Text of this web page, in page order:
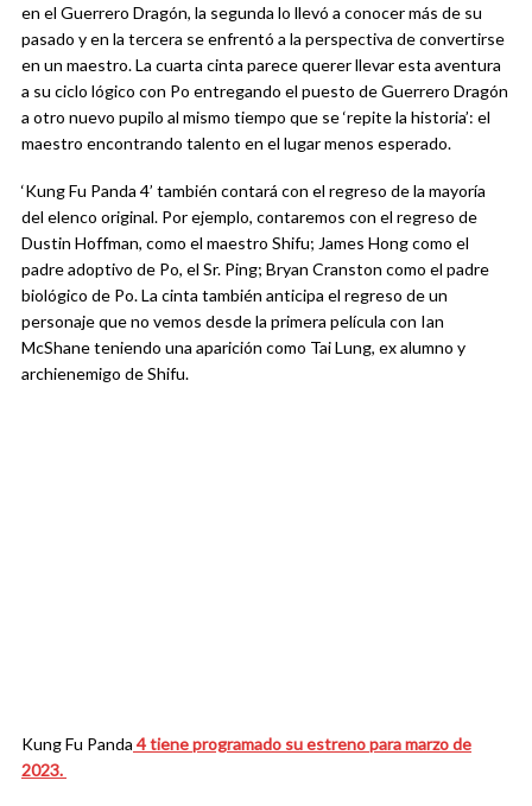
en el Guerrero Dragón, la segunda lo llevó a conocer más de su
pasado y en la tercera se enfrentó a la perspectiva de convertirse
en un maestro. La cuarta cinta parece querer llevar esta aventura
a su ciclo lógico con Po entregando el puesto de Guerrero Dragón
a otro nuevo pupilo al mismo tiempo que se ‘repite la historia’: el
maestro encontrando talento en el lugar menos esperado.
‘Kung Fu Panda 4’ también contará con el regreso de la mayoría
del elenco original. Por ejemplo, contaremos con el regreso de
Dustin Hoffman, como el maestro Shifu; James Hong como el
padre adoptivo de Po, el Sr. Ping; Bryan Cranston como el padre
biológico de Po. La cinta también anticipa el regreso de un
personaje que no vemos desde la primera película con Ian
McShane teniendo una aparición como Tai Lung, ex alumno y
archienemigo de Shifu.
Kung Fu Panda 4 tiene programado su estreno para marzo de
2023.